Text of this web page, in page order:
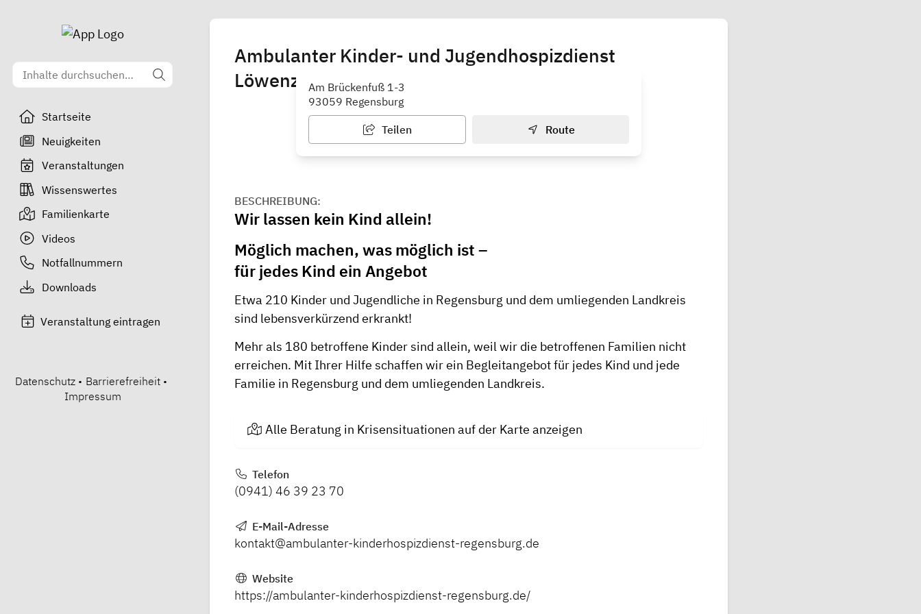
Startseite
Neuigkeiten
Veranstaltungen
Wissenswertes
Familienkarte
Videos
Notfallnummern
Downloads
Veranstaltung eintragen
Datenschutz • Barrierefreiheit •
Impressum
Ambulanter Kinder- und Jugendhospizdienst
Löwenzahn Regensburg
Am Brückenfuß 1-3
93059 Regensburg
Teilen Route
BESCHREIBUNG:
Wir lassen kein Kind allein!
Möglich machen, was möglich ist –
für jedes Kind ein Angebot
Etwa 210 Kinder und Jugendliche in Regensburg und dem umliegenden Landkreis
sind lebensverkürzend erkrankt!
Mehr als 180 betroffene Kinder sind allein, weil wir die betroffenen Familien nicht
erreichen. Mit Ihrer Hilfe schaffen wir ein Begleitangebot für jedes Kind und jede
Familie in Regensburg und dem umliegenden Landkreis.
Alle Beratung in Krisensituationen auf der Karte anzeigen
Telefon
(0941) 46 39 23 70
E-Mail-Adresse
kontakt@ambulanter-kinderhospizdienst-regensburg.de
Website
https://ambulanter-kinderhospizdienst-regensburg.de/